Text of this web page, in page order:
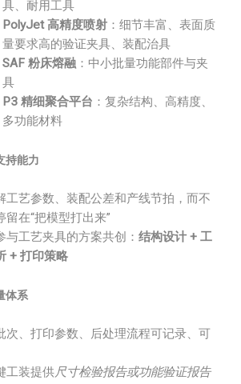
具、耐用工具
PolyJet 高精度喷射 ：细节丰富、表面质
量要求高的验证夹具、装配治具
SAF 粉床熔融 ：中小批量功能部件与夹
具
P3 精细聚合平台 ：复杂结构、高精度、
多功能材料
持能力
工艺参数、装配公差和产线节拍，而不
留在“把模型打出来”
与工艺夹具的方案共创： 结构设计 + 工
+ 打印策略
体系
次、打印参数、后处理流程可记录、可
工装提供尺寸检验报告或功能验证报告